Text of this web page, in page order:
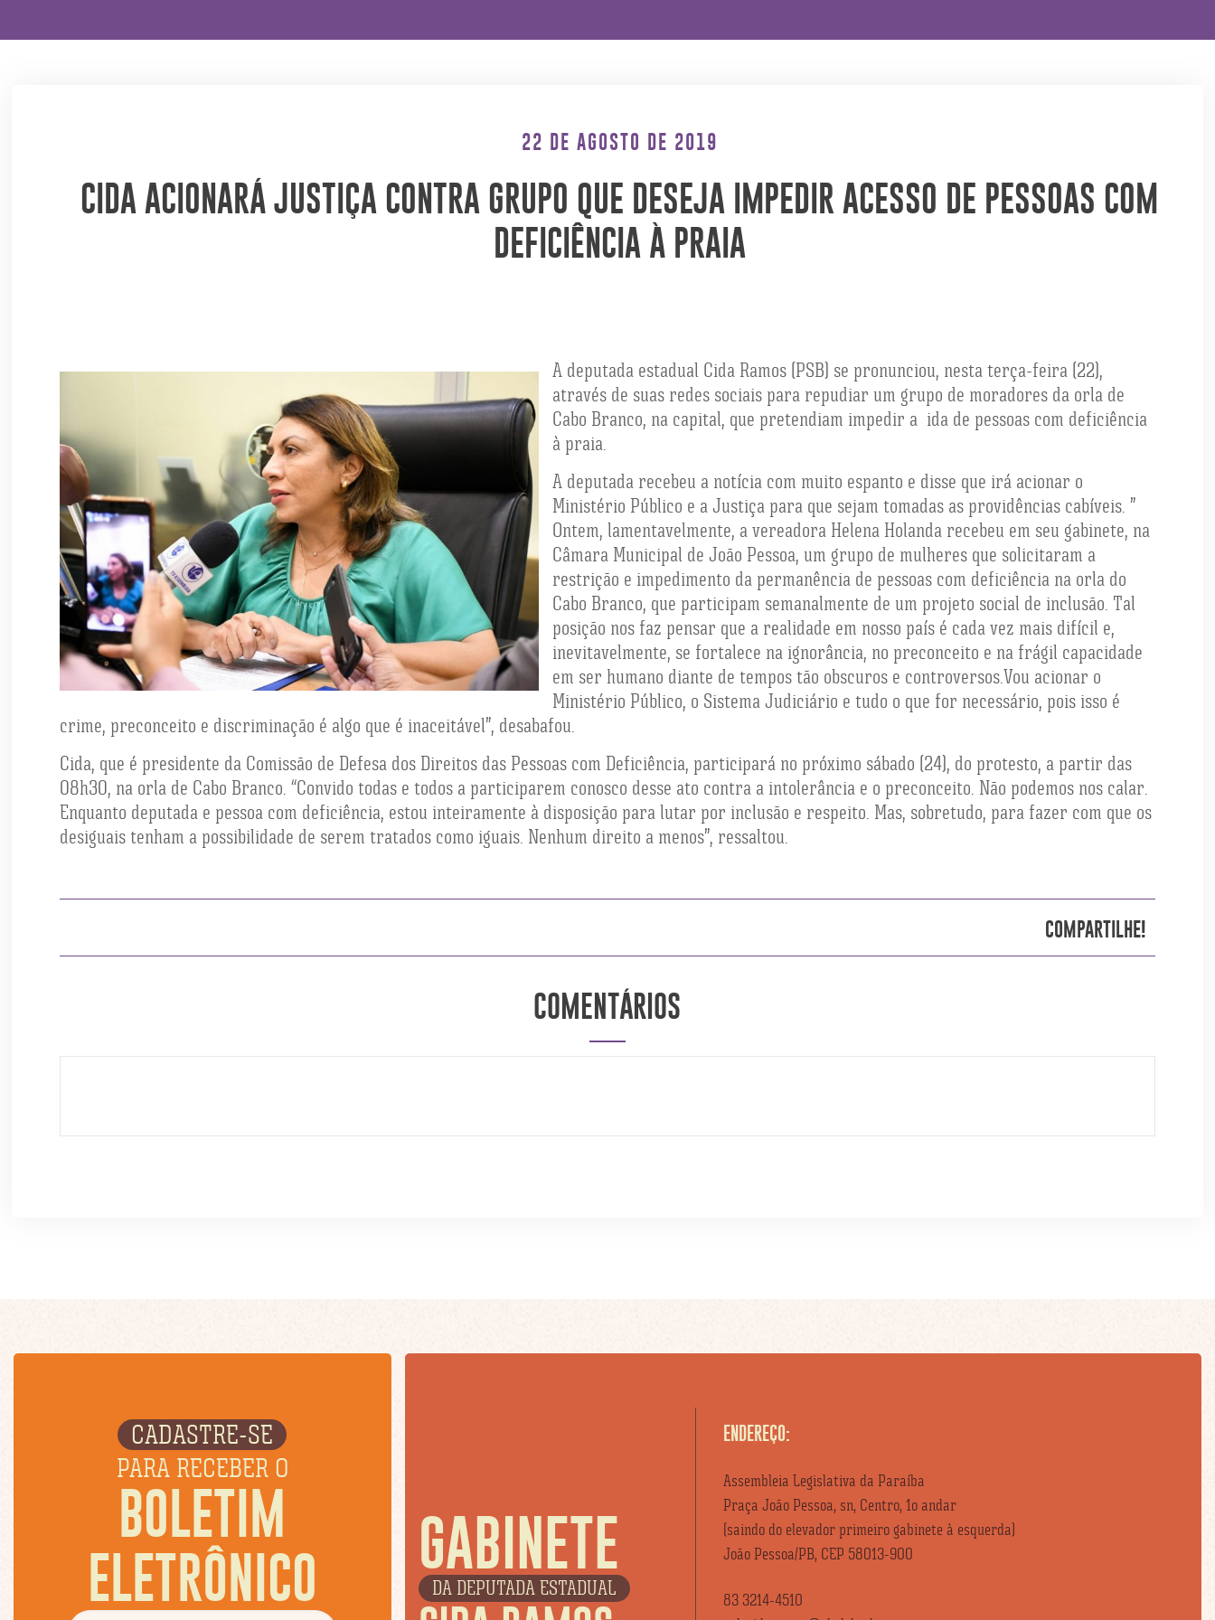
22 DE AGOSTO DE 2019
CIDA ACIONARÁ JUSTIÇA CONTRA GRUPO QUE DESEJA IMPEDIR ACESSO DE PESSOAS COM
DEFICIÊNCIA À PRAIA
A deputada estadual Cida Ramos (PSB) se pronunciou, nesta terça-feira (22),
através de suas redes sociais para repudiar um grupo de moradores da orla de
Cabo Branco, na capital, que pretendiam impedir a ida de pessoas com deficiência
à praia.
A deputada recebeu a notícia com muito espanto e disse que irá acionar o
Ministério Público e a Justiça para que sejam tomadas as providências cabíveis. ”
Ontem, lamentavelmente, a vereadora Helena Holanda recebeu em seu gabinete, na
Câmara Municipal de João Pessoa, um grupo de mulheres que solicitaram a
restrição e impedimento da permanência de pessoas com deficiência na orla do
Cabo Branco, que participam semanalmente de um projeto social de inclusão. Tal
posição nos faz pensar que a realidade em nosso país é cada vez mais difícil e,
inevitavelmente, se fortalece na ignorância, no preconceito e na frágil capacidade
em ser humano diante de tempos tão obscuros e controversos.Vou acionar o
Ministério Público, o Sistema Judiciário e tudo o que for necessário, pois isso é
crime, preconceito e discriminação é algo que é inaceitável”, desabafou.
Cida, que é presidente da Comissão de Defesa dos Direitos das Pessoas com Deficiência, participará no próximo sábado (24), do protesto, a partir das
08h30, na orla de Cabo Branco. “Convido todas e todos a participarem conosco desse ato contra a intolerância e o preconceito. Não podemos nos calar.
Enquanto deputada e pessoa com deficiência, estou inteiramente à disposição para lutar por inclusão e respeito. Mas, sobretudo, para fazer com que os
desiguais tenham a possibilidade de serem tratados como iguais. Nenhum direito a menos”, ressaltou.
COMPARTILHE!
COMENTÁRIOS
CADASTRE-SE
PARA RECEBER O
BOLETIM
ELETRÔNICO
GABINETE
DA DEPUTADA ESTADUAL
ENDEREÇO:
Assembleia Legislativa da Paraíba
Praça João Pessoa, sn, Centro, 1o andar
(saindo do elevador primeiro gabinete à esquerda)
João Pessoa/PB, CEP 58013-900
83 3214-4510